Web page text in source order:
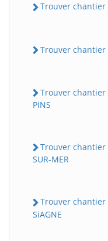
Trouver chantier
Trouver chantier
Trouver chantier
PiNS
Trouver chantier
SUR-MER
Trouver chantier
SiAGNE